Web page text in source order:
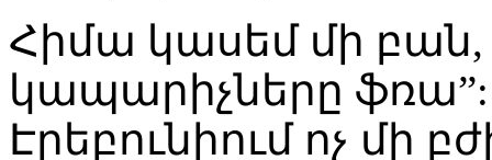
Հիմա կասեմ մի բան,
կապարիչները ֆռա”:
Էրեբունիում ոչ մի